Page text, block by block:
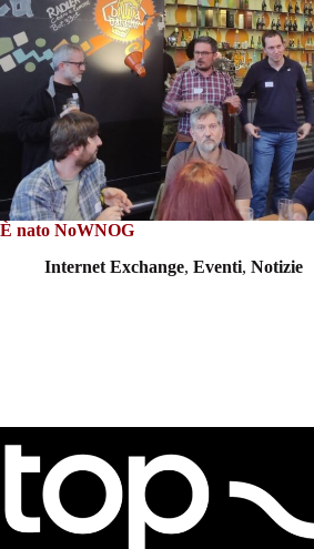
È nato NoWNOG
Internet Exchange, Eventi, Notizie